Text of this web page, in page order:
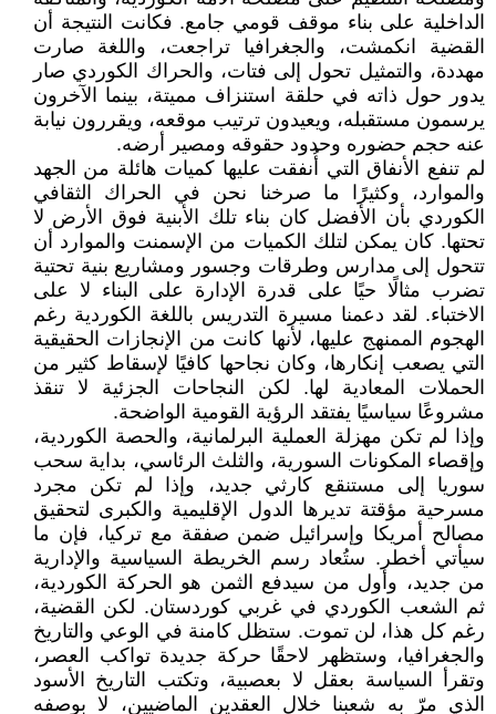
الداخلية على بناء موقف قومي جامع. فكانت النتيجة أن
القضية انكمشت، والجغرافيا تراجعت، واللغة صارت
مهددة، والتمثيل تحول إلى فتات، والحراك الكوردي صار
يدور حول ذاته في حلقة استنزاف مميتة، بينما الآخرون
يرسمون مستقبله، ويعيدون ترتيب موقعه، ويقررون نيابة
عنه حجم حضوره وحدود حقوقه ومصير أرضه.
لم تنفع الأنفاق التي أُنفقت عليها كميات هائلة من الجهد
والموارد، وكثيرًا ما صرخنا نحن في الحراك الثقافي
الكوردي بأن الأفضل كان بناء تلك الأبنية فوق الأرض لا
تحتها. كان يمكن لتلك الكميات من الإسمنت والموارد أن
تتحول إلى مدارس وطرقات وجسور ومشاريع بنية تحتية
تضرب مثالًا حيًا على قدرة الإدارة على البناء لا على
الاختباء. لقد دعمنا مسيرة التدريس باللغة الكوردية رغم
الهجوم الممنهج عليها، لأنها كانت من الإنجازات الحقيقية
التي يصعب إنكارها، وكان نجاحها كافيًا لإسقاط كثير من
الحملات المعادية لها. لكن النجاحات الجزئية لا تنقذ
مشروعًا سياسيًا يفتقد الرؤية القومية الواضحة.
وإذا لم تكن مهزلة العملية البرلمانية، والحصة الكوردية،
وإقصاء المكونات السورية، والثلث الرئاسي، بداية سحب
سوريا إلى مستنقع كارثي جديد، وإذا لم تكن مجرد
مسرحية مؤقتة تديرها الدول الإقليمية والكبرى لتحقيق
مصالح أمريكا وإسرائيل ضمن صفقة مع تركيا، فإن ما
سيأتي أخطر. ستُعاد رسم الخريطة السياسية والإدارية
من جديد، وأول من سيدفع الثمن هو الحركة الكوردية،
ثم الشعب الكوردي في غربي كوردستان. لكن القضية،
رغم كل هذا، لن تموت. ستظل كامنة في الوعي والتاريخ
والجغرافيا، وستظهر لاحقًا حركة جديدة تواكب العصر،
وتقرأ السياسة بعقل لا بعصبية، وتكتب التاريخ الأسود
الذي مرّ به شعبنا خلال العقدين الماضيين، لا بوصفه